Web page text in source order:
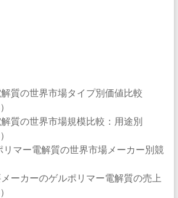
解質の世界市場タイプ別価値比較
解質の世界市場規模比較：用途別
リマー電解質の世界市場メーカー別競
メーカーのゲルポリマー電解質の売上